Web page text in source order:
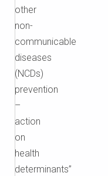
other
non-
communicable
diseases
(NCDs)
prevention
–
action
on
health
determinants”